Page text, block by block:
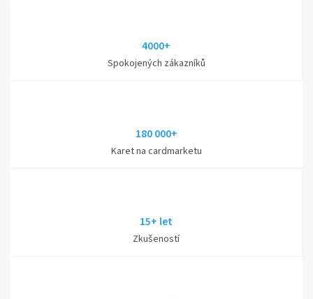
4000+
Spokojených zákazníků
180 000+
Karet na cardmarketu
15+ let
Zkušeností